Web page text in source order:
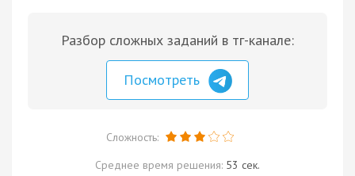
Разбор сложных заданий в тг-канале:
Посмотреть
Сложность:
Среднее время решения: 53 сек.